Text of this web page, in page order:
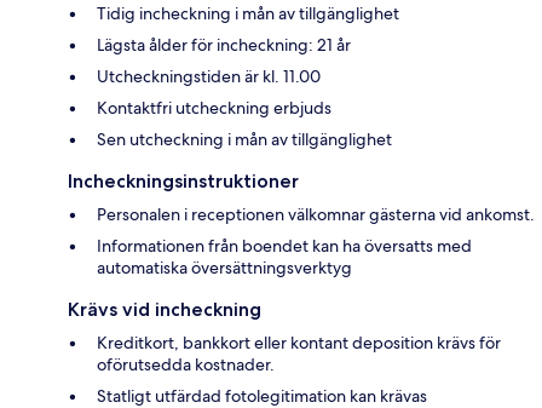
Tidig incheckning i mån av tillgänglighet
Lägsta ålder för incheckning: 21 år
Utcheckningstiden är kl. 11.00
Kontaktfri utcheckning erbjuds
Sen utcheckning i mån av tillgänglighet
Incheckningsinstruktioner
Personalen i receptionen välkomnar gästerna vid ankomst.
Informationen från boendet kan ha översatts med
automatiska översättningsverktyg
Krävs vid incheckning
Kreditkort, bankkort eller kontant deposition krävs för
oförutsedda kostnader.
Statligt utfärdad fotolegitimation kan krävas